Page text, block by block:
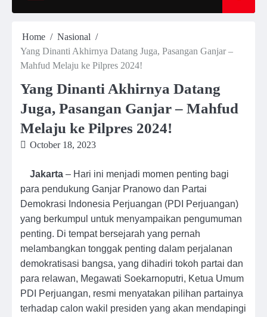
Home
Nasional
Yang Dinanti Akhirnya Datang Juga, Pasangan Ganjar –
Mahfud Melaju ke Pilpres 2024!
Yang Dinanti Akhirnya Datang
Juga, Pasangan Ganjar – Mahfud
Melaju ke Pilpres 2024!
October 18, 2023
Jakarta – Hari ini menjadi momen penting bagi
para pendukung Ganjar Pranowo dan Partai
Demokrasi Indonesia Perjuangan (PDI Perjuangan)
yang berkumpul untuk menyampaikan pengumuman
penting. Di tempat bersejarah yang pernah
melambangkan tonggak penting dalam perjalanan
demokratisasi bangsa, yang dihadiri tokoh partai dan
para relawan, Megawati Soekarnoputri, Ketua Umum
PDI Perjuangan, resmi menyatakan pilihan partainya
terhadap calon wakil presiden yang akan mendapingi